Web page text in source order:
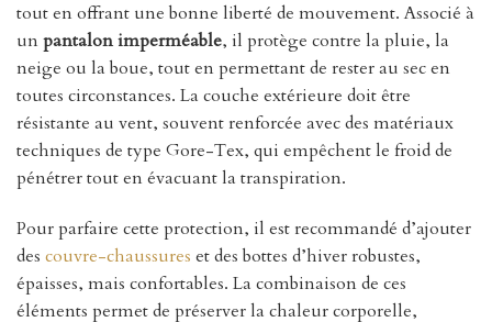
tout en offrant une bonne liberté de mouvement. Associé à
unpantalon imperméable, il protège contre la pluie, la
neige ou la boue, tout en permettant de rester au sec en
toutes circonstances. La couche extérieure doit être
résistante au vent, souvent renforcée avec des matériaux
techniques de type Gore-Tex, qui empêchent le froid de
pénétrer tout en évacuant la transpiration.
Pour parfaire cette protection, il est recommandé d’ajouter
des couvre-chaussures et des bottes d’hiver robustes,
épaisses, mais confortables. La combinaison de ces
éléments permet de préserver la chaleur corporelle,